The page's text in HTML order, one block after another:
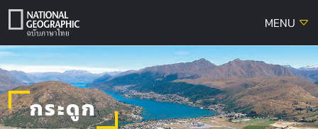
Skip
MENU
กระดูก